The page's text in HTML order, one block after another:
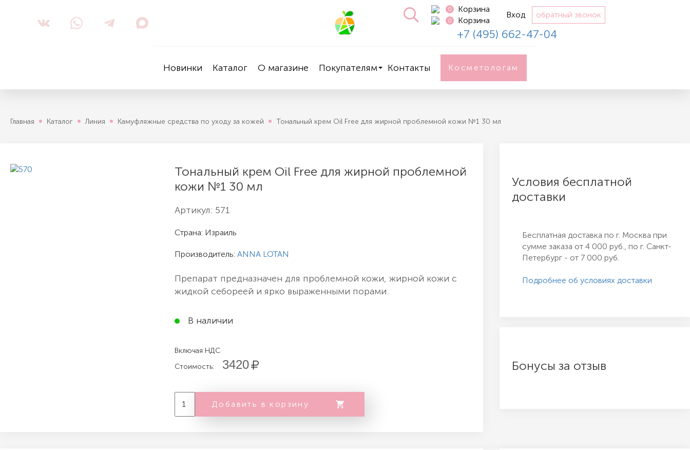
0 Корзина
0 Корзина
Вход обратный звонок
+7 (495) 662-47-04
Новинки Каталог О магазине Покупателям Контакты Косметологам
Главная Каталог Линия Кaмуфляжные средства по уходу за кожей Тональный крем Oil Free для жирной проблемной кожи №1 30 мл
Тональный крем Oil Free для жирной проблемной
кожи №1 30 мл
Артикул: 571
Страна: Израиль
Производитель: ANNA LOTAN
Препарат предназначен для проблемной кожи, жирной кожи с
жидкой себореей и ярко выраженными порами.
В наличии
Включая НДС
Стоимость:
3420
Добавить в корзину
Условия бесплатной
доставки
Бесплатная доставка по г. Москва при
сумме заказа от 4 000 руб., по г. Санкт-
Петербург - от 7 000 руб.
Подробнее об условиях доставки
Бонусы за отзыв